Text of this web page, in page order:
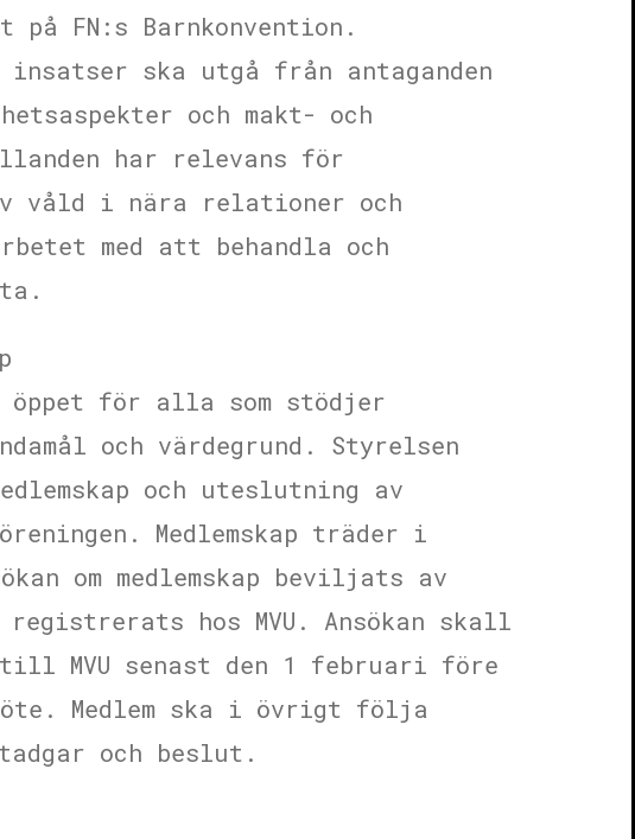
på FN:s Barnkonvention.
insatser ska utgå från antaganden
och makt- och
har relevans för
våld i nära relationer och
med att behandla och
öppet för alla som stödjer
och värdegrund. Styrelsen
och uteslutning av
Medlemskap träder i
om medlemskap beviljats av
hos MVU. Ansökan skall
MVU senast den 1 februari före
Medlem ska i övrigt följa
och beslut.